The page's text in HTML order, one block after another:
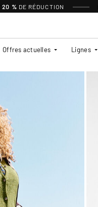
20 % DE RÉDUCTION
Offres actuelles Lignes